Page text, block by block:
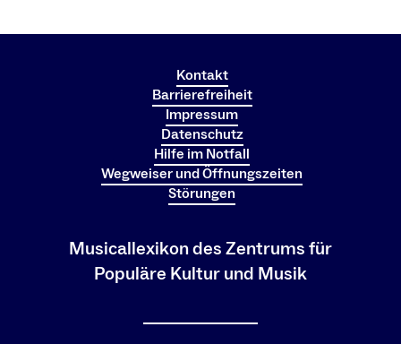
Kontakt
Barrierefreiheit
Impressum
Datenschutz
Hilfe im Notfall
Wegweiser und Öffnungszeiten
Störungen
Musicallexikon des Zentrums für
Populäre Kultur und Musik